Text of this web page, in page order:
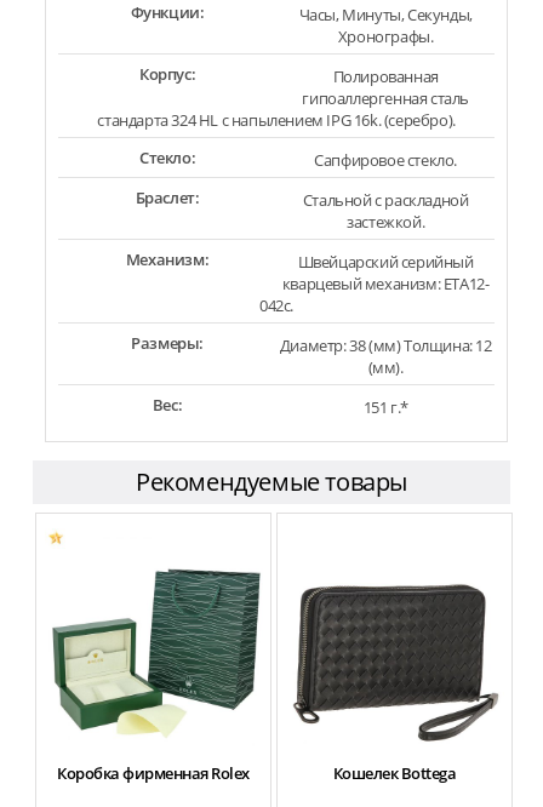
Функции:
Часы, Минуты, Секунды,
Хронографы.
Корпус:
Полированная
гипоаллергенная сталь
стандарта 324 HL с напылением IPG 16k. (серебро).
Стекло:
Сапфировое стекло.
Браслет:
Стальной с раскладной
застежкой.
Механизм:
Швейцарский серийный
кварцевый механизм: ETA12-
042c.
Размеры:
Диаметр: 38 (мм) Толщина: 12
(мм).
Вес:
151 г.*
Рекомендуемые товары
Коробка фирменная Rolex Кошелек Bottega